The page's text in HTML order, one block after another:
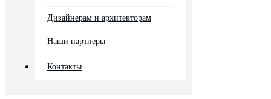
Дизайнерам и архитекторам
Наши партнеры
Контакты